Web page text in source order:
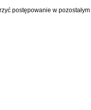
postępowanie w